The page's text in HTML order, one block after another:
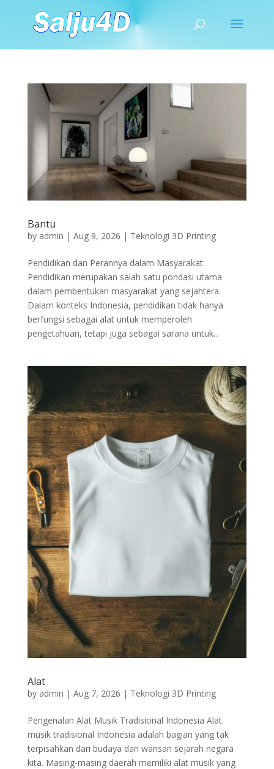
Bantu
by admin | Aug 9, 2026 | Teknologi 3D Printing
Pendidikan dan Perannya dalam Masyarakat
Pendidikan merupakan salah satu pondasi utama
dalam pembentukan masyarakat yang sejahtera.
Dalam konteks Indonesia, pendidikan tidak hanya
berfungsi sebagai alat untuk memperoleh
pengetahuan, tetapi juga sebagai sarana untuk...
Alat
by admin | Aug 7, 2026 | Teknologi 3D Printing
Pengenalan Alat Musik Tradisional Indonesia Alat
musik tradisional Indonesia adalah bagian yang tak
terpisahkan dari budaya dan warisan sejarah negara
kita. Masing-masing daerah memiliki alat musik yang